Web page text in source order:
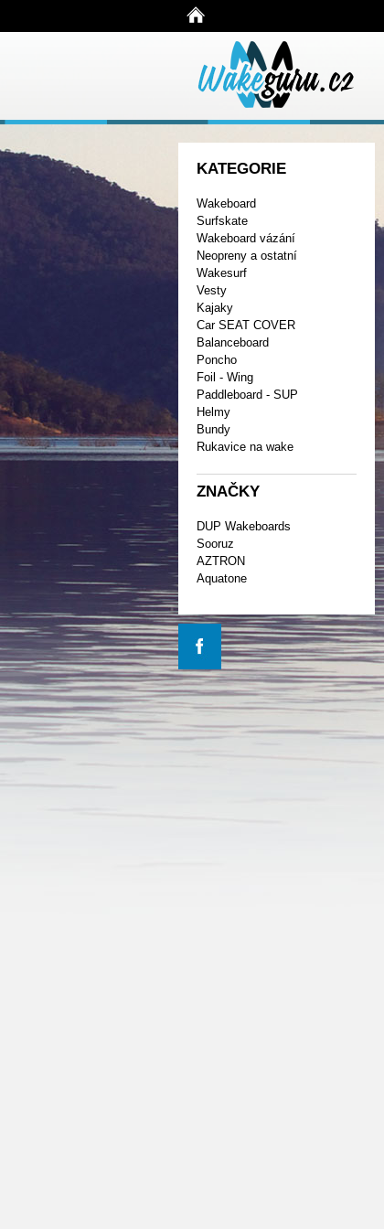
KATEGORIE
Wakeboard
Surfskate
Wakeboard vázání
Neopreny a ostatní
Wakesurf
Vesty
Kajaky
Car SEAT COVER
Balanceboard
Poncho
Foil - Wing
Paddleboard - SUP
Helmy
Bundy
Rukavice na wake
ZNAČKY
DUP Wakeboards
Sooruz
AZTRON
Aquatone